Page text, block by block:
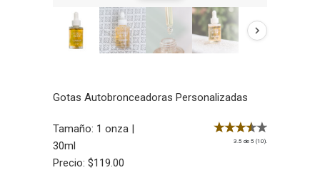
Gotas Autobronceadoras Personalizadas
Tamaño: 1 onza |
30ml
Precio: $119.00
3.5 de 5 (10).